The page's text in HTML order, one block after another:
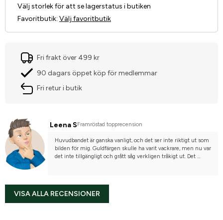
Välj storlek för att se lagerstatus i butiken
Favoritbutik: Välj favoritbutik
Fri frakt över 499 kr
90 dagars öppet köp för medlemmar
Fri retur i butik
Leena S Framröstad topprecension
Huvudbandet är ganska vanligt, och det ser inte riktigt ut som
bilden för mig. Guldfärgen skulle ha varit vackrare, men nu var
det inte tillgängligt och grått såg verkligen tråkigt ut. Det
annat huvudband jag köpte från er har gått sönder.
VISA ALLA RECENSIONER